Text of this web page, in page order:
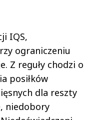
IQS,
ograniczeniu
Z reguły chodzi o
posiłków
dla reszty
niedobory